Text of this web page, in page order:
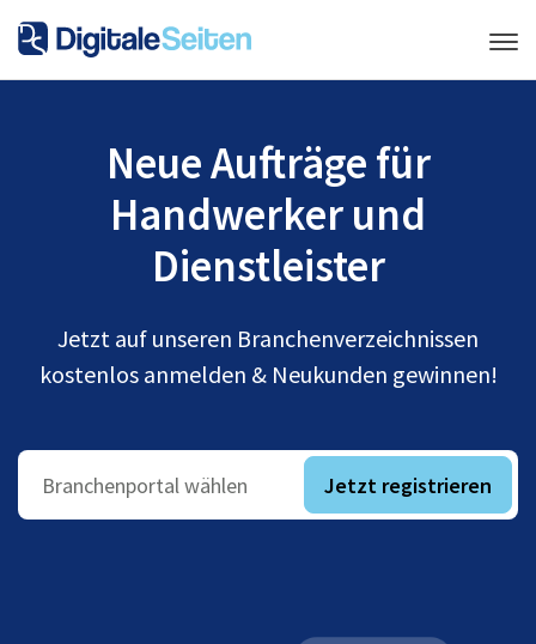
Neue Aufträge für
Handwerker und
Dienstleister
Jetzt auf unseren Branchenverzeichnissen
kostenlos anmelden & Neukunden gewinnen!
Branchenportal wählen Jetzt registrieren